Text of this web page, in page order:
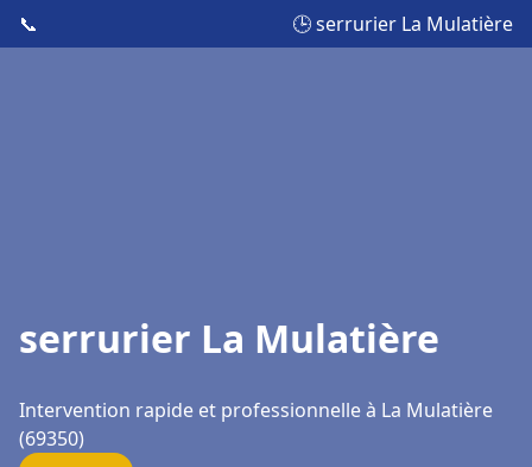
📞 🕒 serrurier La Mulatière
serrurier La Mulatière
Intervention rapide et professionnelle à La Mulatière
(69350)